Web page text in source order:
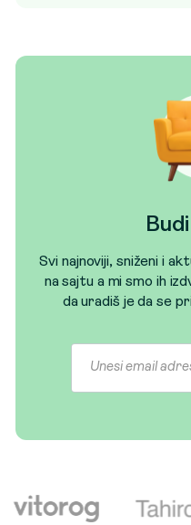
Svi najnoviji, sniženi i
na sajtu a mi smo ih
da uradiš je da se